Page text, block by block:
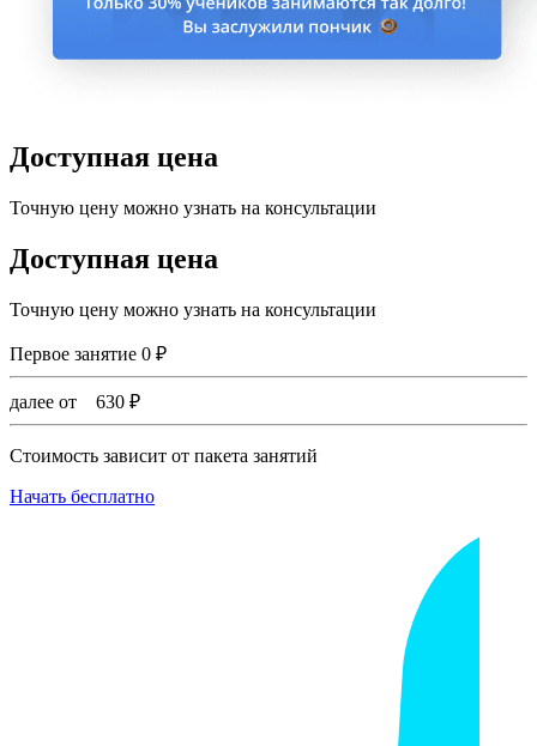
Доступная цена
Точную цену можно узнать на консультации
Доступная цена
Точную цену можно узнать на консультации
Первое занятие 0 ₽
далее от 630 ₽
Стоимость зависит от пакета занятий
Начать бесплатно